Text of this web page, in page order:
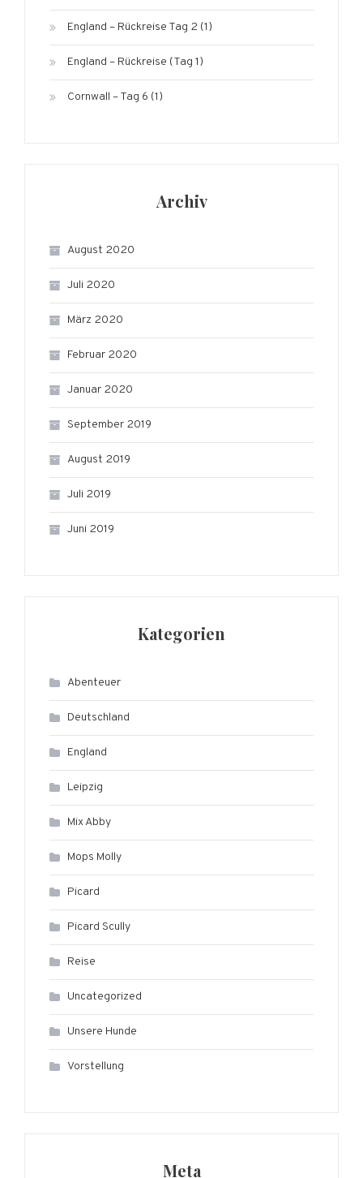
England – Rückreise Tag 2 (1)
England – Rückreise (Tag 1)
Cornwall – Tag 6 (1)
Archiv
August 2020
Juli 2020
März 2020
Februar 2020
Januar 2020
September 2019
August 2019
Juli 2019
Juni 2019
Kategorien
Abenteuer
Deutschland
England
Leipzig
Mix Abby
Mops Molly
Picard
Picard Scully
Reise
Uncategorized
Unsere Hunde
Vorstellung
Meta